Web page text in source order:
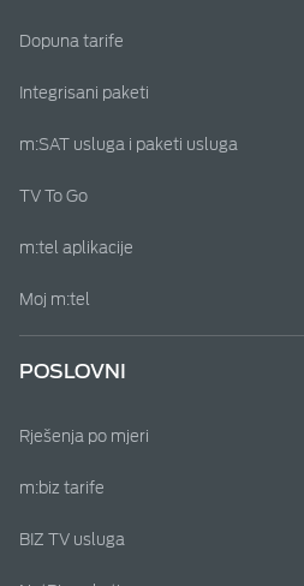
Dopuna tarife
Integrisani paketi
m:SAT usluga i paketi usluga
TV To Go
m:tel aplikacije
Moj m:tel
POSLOVNI
Rješenja po mjeri
m:biz tarife
BIZ TV usluga